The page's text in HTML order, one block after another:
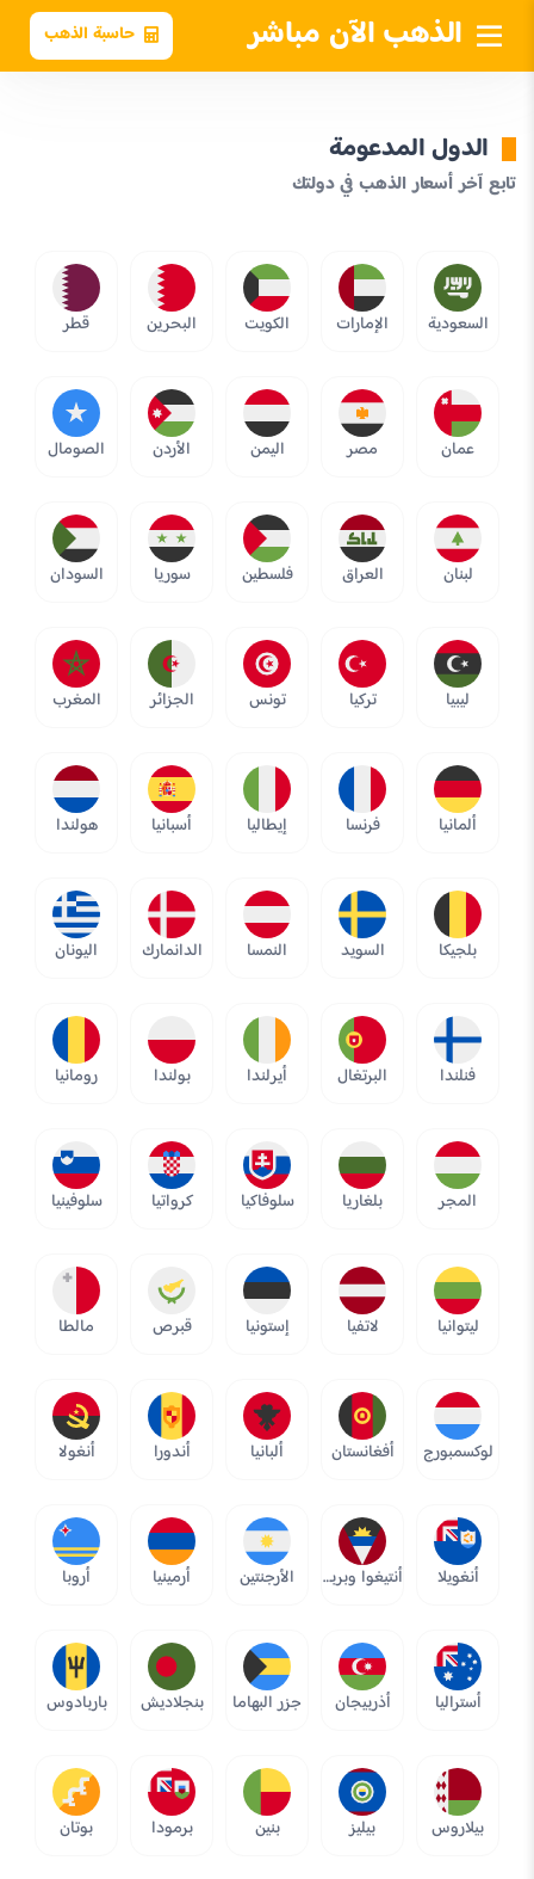
الذهب الآن مباشر حاسبة الذهب
الدول المدعومة
تابع آخر أسعار الذهب في دولتك
السعودية الإمارات الكويت البحرين قطر
عمان مصر اليمن الأردن الصومال
لبنان العراق فلسطين سوريا السودان
ليبيا تركيا تونس الجزائر المغرب
ألمانيا فرنسا إيطاليا أسبانيا هولندا
بلجيكا السويد النمسا الدانمارك اليونان
فنلندا البرتغال أيرلندا بولندا رومانيا
المجر بلغاريا سلوفاكيا كرواتيا سلوفينيا
ليتوانيا لاتفيا إستونيا قبرص مالطا
لوكسمبورج أفغانستان ألبانيا أندورا أنغولا
أنغويلا أنتيغوا وبربودا الأرجنتين أرمينيا أروبا
أستراليا أذربيجان جزر البهاما بنجلاديش باربادوس
بيلاروس بيليز بنين برمودا بوتان